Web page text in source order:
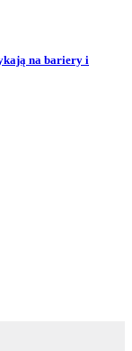
na bariery i